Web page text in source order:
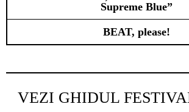
Supreme Blue”
BEAT, please!
VEZI GHIDUL